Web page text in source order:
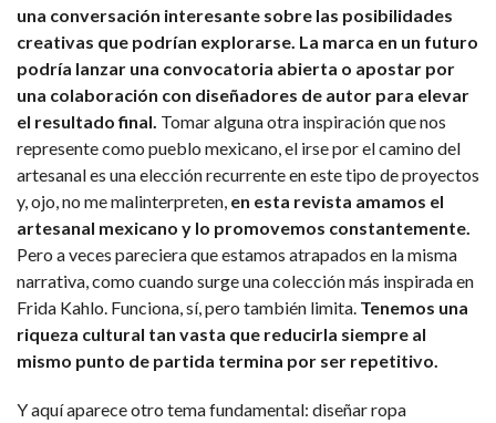
una conversación interesante sobre las posibilidades
creativas que podrían explorarse. La marca en un futuro
podría lanzar una convocatoria abierta o apostar por
una colaboración con diseñadores de autor para elevar
el resultado final. Tomar alguna otra inspiración que nos
represente como pueblo mexicano, el irse por el camino del
artesanal es una elección recurrente en este tipo de proyectos
y, ojo, no me malinterpreten, en esta revista amamos el
artesanal mexicano y lo promovemos constantemente.
Pero a veces pareciera que estamos atrapados en la misma
narrativa, como cuando surge una colección más inspirada en
Frida Kahlo. Funciona, sí, pero también limita. Tenemos una
riqueza cultural tan vasta que reducirla siempre al
mismo punto de partida termina por ser repetitivo.
Y aquí aparece otro tema fundamental: diseñar ropa